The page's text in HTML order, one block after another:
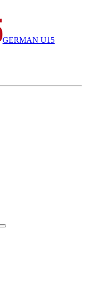
GERMAN U15